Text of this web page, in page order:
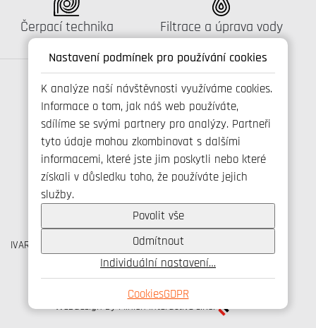
Nastavení podmínek pro používání cookies
K analýze naší návštěvnosti využíváme cookies.
Informace o tom, jak náš web používáte,
sdílíme se svými partnery pro analýzy. Partneři
tyto údaje mohou zkombinovat s dalšími
informacemi, které jste jim poskytli nebo které
získali v důsledku toho, že používáte jejich
služby.
Povolit vše
Odmítnout
Individuální nastavení…
CookiesGDPR
Katalog:
Čerpací technika Katalog:
Filtrace a úprava vody
Spojte se s námi
+420 800 173 965
Ochrana osobních udajů
Cookies
IVAR CS spol. s r.o., Velvarská 9, Podhořany, 277 51 Nelahozeves
IČO: 45276935 DIČ: CZ45276935
Webdesign by Minion Interactive s.r.o.